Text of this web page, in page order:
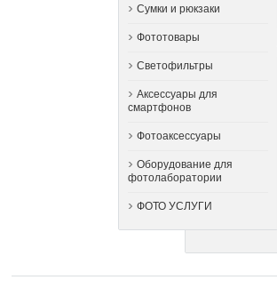
Сумки и рюкзаки
Фототовары
Светофильтры
Аксессуары для
смартфонов
Фотоаксессуары
Оборудование для
фотолаборатории
ФОТО УСЛУГИ